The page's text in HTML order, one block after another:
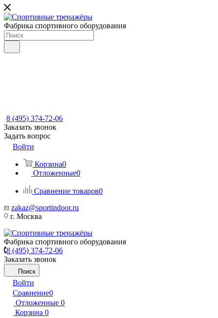
Фабрика спортивного оборудования
8 (495) 374-72-06
Заказать звонок
Задать вопрос
Войти
Корзина0
Отложенные0
Сравнение товаров0
zakaz@sportindoor.ru
г. Москва
Фабрика спортивного оборудования
8 (495) 374-72-06
Заказать звонок
Поиск
Войти
Сравнение0
Отложенные 0
Корзина 0